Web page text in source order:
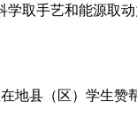
手艺和能源取动
县（区）学生赞